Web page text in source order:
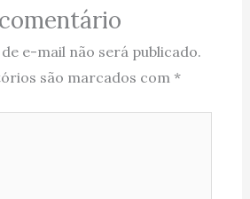
e-mail não será publicado.
são marcados com *